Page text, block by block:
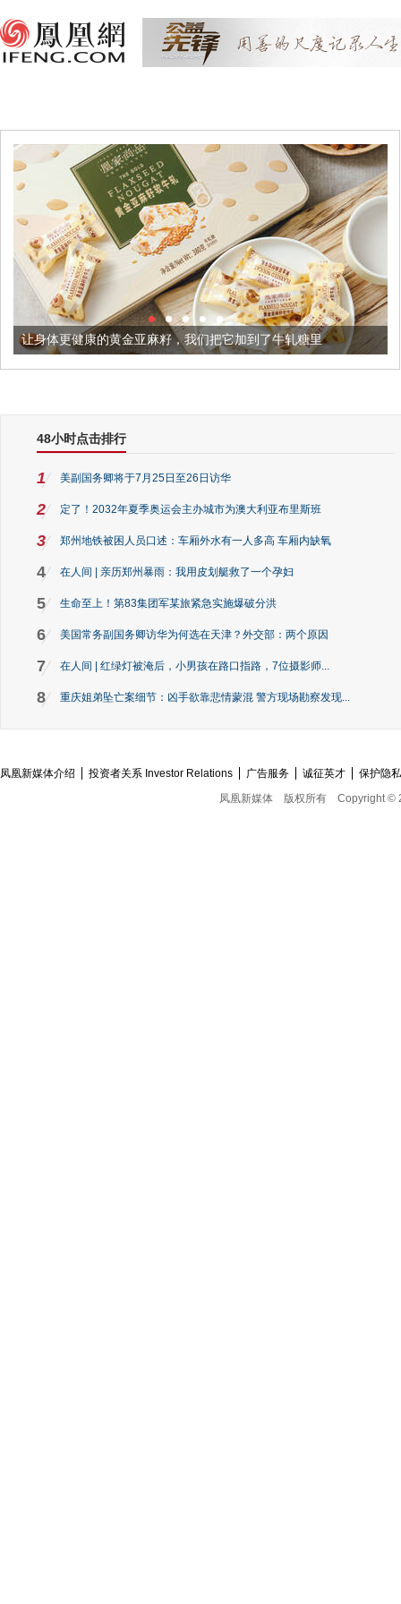
亚麻籽，我们把它加到了牛轧糖里 被列入佛家七宝的它到
48小时点击排行
1 美副国务卿将于7月25日至26日访华
2 定了！2032年夏季奥运会主办城市为澳大利亚布里斯班
3 郑州地铁被困人员口述：车厢外水有一人多高 车厢内缺氧
4 在人间 | 亲历郑州暴雨：我用皮划艇救了一个孕妇
5 生命至上！第83集团军某旅紧急实施爆破分洪
6 美国常务副国务卿访华为何选在天津？外交部：两个原因
7 在人间 | 红绿灯被淹后，小男孩在路口指路，7位摄影师...
8 重庆姐弟坠亡案细节：凶手欲靠悲情蒙混 警方现场勘察发现...
凤凰新媒体介绍 投资者关系 Investor Relations 广告服务 诚征英才
保护隐
凤凰新媒体
版权所有 Copyright ©